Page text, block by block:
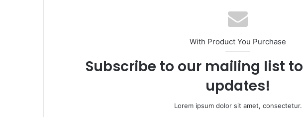
With Product You Purchase
Subscribe to our mailing list
updates!
Lorem ipsum dolor sit amet, consectetur.